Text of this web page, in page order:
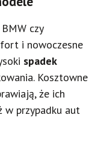
czy
i nowoczesne
spadek
Kosztowne
że ich
w przypadku aut